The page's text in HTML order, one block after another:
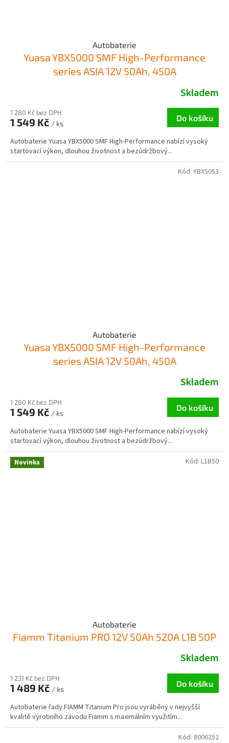
Autobaterie
Yuasa YBX5000 SMF High-Performance
series ASIA 12V 50Ah, 450A
Skladem
1 280 Kč bez DPH
1 549 Kč / ks
Do košíku
Autobaterie Yuasa YBX5000 SMF High-Performance nabízí vysoký
startovací výkon, dlouhou životnost a bezúdržbový...
Autobaterie
Yuasa YBX5000 SMF High-Performance
series ASIA 12V 50Ah, 450A
Skladem
1 280 Kč bez DPH
1 549 Kč / ks
Do košíku
Autobaterie Yuasa YBX5000 SMF High-Performance nabízí vysoký
startovací výkon, dlouhou životnost a bezúdržbový...
Kód: YBX5053
Novinka
Autobaterie
Fiamm Titanium PRO 12V 50Ah 520A L1B 50P
Skladem
1 231 Kč bez DPH
1 489 Kč / ks
Do košíku
Autobaterie řady FIAMM Titanium Pro jsou vyráběny v nejvyšší
kvalitě výrobního závodu Fiamm s maximálním využitím...
Kód: L1B50
Kód: 8006252